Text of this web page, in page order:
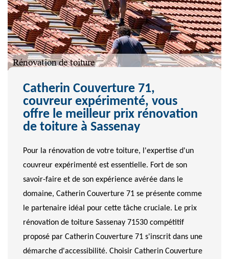
Catherin Couverture 71,
couvreur expérimenté, vous
offre le meilleur prix rénovation
de toiture à Sassenay
Pour la rénovation de votre toiture, l'expertise d'un
couvreur expérimenté est essentielle. Fort de son
savoir-faire et de son expérience avérée dans le
domaine, Catherin Couverture 71 se présente comme
le partenaire idéal pour cette tâche cruciale. Le prix
rénovation de toiture Sassenay 71530 compétitif
proposé par Catherin Couverture 71 s'inscrit dans une
démarche d'accessibilité. Choisir Catherin Couverture